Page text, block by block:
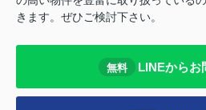
きます。ぜひご検討下さい。
無料 LINEからお